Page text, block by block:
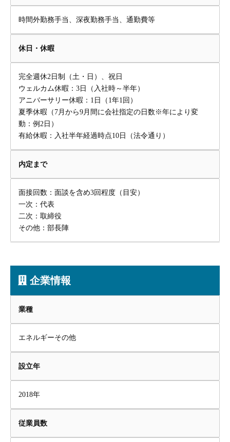
時間外勤務手当、深夜勤務手当、通勤費等
休日・休暇
完全週休2日制（土・日）、祝日
ウェルカム休暇：3日（入社時～半年）
アニバーサリー休暇：1日（1年1回）
夏季休暇（7月から9月間に会社指定の日数※年により変
動：例2日）
有給休暇：入社半年経過時点10日（法令通り）
内定まで
面接回数：面談を含め3回程度（目安）
一次：代表
二次：取締役
その他：部長陣
企業情報
業種
エネルギーその他
設立年
2018年
従業員数